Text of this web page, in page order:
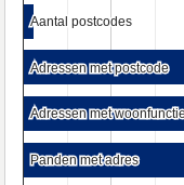
Aantal postcodes
Aantal postcodes
Adressen met postcode
Adressen met postcode
Adressen met
Adressen met
Panden met adres
Panden met adres